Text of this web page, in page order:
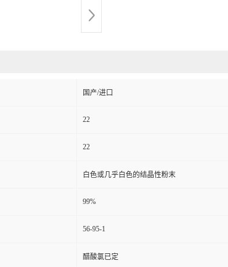
国产/进口
22
22
白色或几乎白色的结晶性粉末
99%
56-95-1
醋酸氯已定